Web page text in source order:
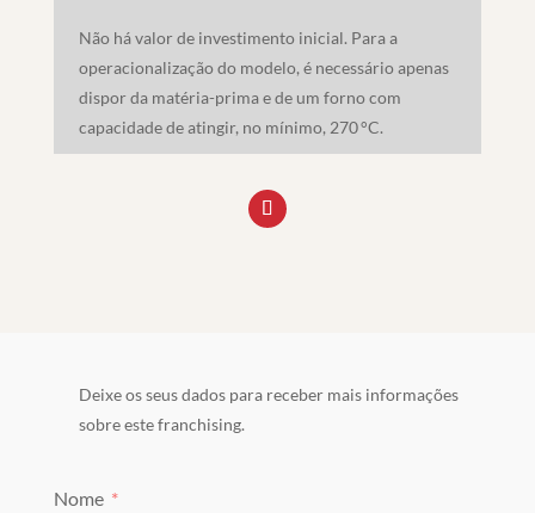
Não há valor de investimento inicial. Para a
operacionalização do modelo, é necessário apenas
dispor da matéria-prima e de um forno com
capacidade de atingir, no mínimo, 270°C.
Deixe os seus dados para receber mais informações
sobre este franchising.
Nome